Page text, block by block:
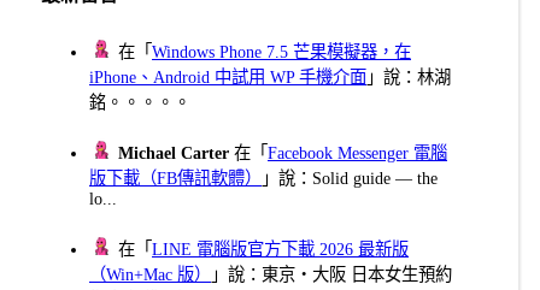
在「Windows Phone 7.5 芒果模擬器，在
iPhone、Android 中試用 WP 手機介面 」說：林湖
銘。。。。。
Michael Carter 在「Facebook Messenger 電腦
版下載（FB傳訊軟體）
」說：Solid guide — the
lo...
在「LINE 電腦版官方下載 2026 最新版
（Win+Mac 版）
」說：東京・大阪 日本女生預約